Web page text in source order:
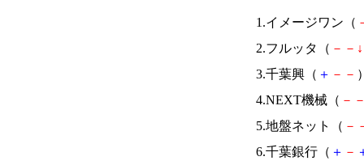
1.イメージワン（
2.フルッタ（ － － ↓
3.千葉興（ ＋ － －
4.NEXT機械（ －
5.地盤ネット（ －
6.千葉銀行（ ＋ －